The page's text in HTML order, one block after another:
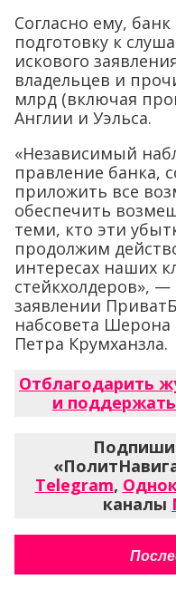
Согласно ему,
подготовку к
искового
владельцев и
млрд (включая
Англии и Уэльса.
«Независимый
правление банка,
приложить все
обеспечить
теми, кто эти
продолжим
интересах наших
стейкхолдеров»,
заявлении
набсовета
Петра Крумханзла.
Отблагодарить
и
Telegram,
каналы